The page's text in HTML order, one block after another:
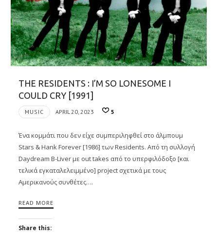
THE RESIDENTS : I’M SO LONESOME I
COULD CRY [1991]
MUSIC APRIL 20, 2023 5
Ένα κομμάτι που δεν είχε συμπεριληφθεί στο άλμπουμ
Stars & Hank Forever [1986] των Residents. Από τη συλλογή
Daydream B-Liver με out takes από το υπερφιλόδοξο [και
τελικά εγκαταλελειμμένο] project σχετικά με τους
Αμερικανούς συνθέτες….
READ MORE
Share this: